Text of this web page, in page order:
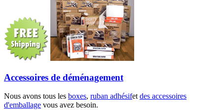
Accessoires de déménagement
Nous avons tous les boxes, ruban adhésifetdes accessoires
d'emballage vous avez besoin.